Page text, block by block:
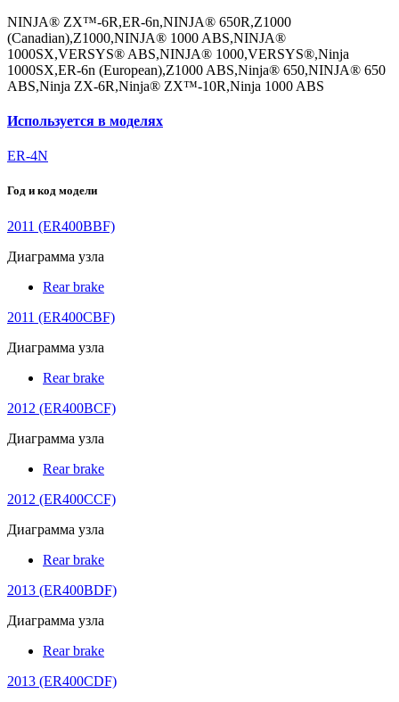
NINJA® ZX™-6R,ER-6n,NINJA® 650R,Z1000
(Canadian),Z1000,NINJA® 1000 ABS,NINJA®
1000SX,VERSYS® ABS,NINJA® 1000,VERSYS®,Ninja
1000SX,ER-6n (European),Z1000 ABS,Ninja® 650,NINJA® 650
ABS,Ninja ZX-6R,Ninja® ZX™-10R,Ninja 1000 ABS
Используется в моделях
ER-4N
Год и код модели
2011 (ER400BBF)
Диаграмма узла
Rear brake
2011 (ER400CBF)
Диаграмма узла
Rear brake
2012 (ER400BCF)
Диаграмма узла
Rear brake
2012 (ER400CCF)
Диаграмма узла
Rear brake
2013 (ER400BDF)
Диаграмма узла
Rear brake
2013 (ER400CDF)